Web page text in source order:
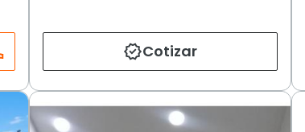
Cotizar